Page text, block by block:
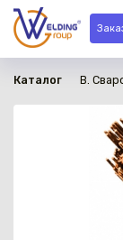
Каталог B.
в наличии